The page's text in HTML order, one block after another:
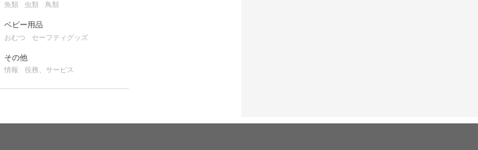
魚類 虫類 鳥類
ベビー用品
おむつ セーフティグッズ
その他
情報 役務、サービス